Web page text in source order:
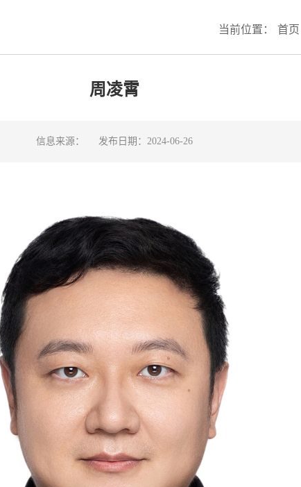
当前位置： 首页
周凌霄
信息来源： 发布日期：2024-06-26